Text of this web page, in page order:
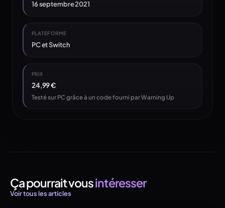
16 septembre 2021
PLATEFORME
PC et Switch
PRIX
24,99 €
Testé sur PC grâce à un code fourni par Warning Up
Ça pourrait vousintéresser
Voir tous les articles